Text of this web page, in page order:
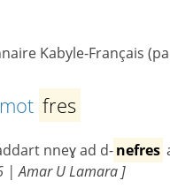
Kabyle-Français
fres
nneɣ ad d-nefres
| Amar U Lamara ]